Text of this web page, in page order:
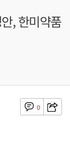
, 한미약품
0